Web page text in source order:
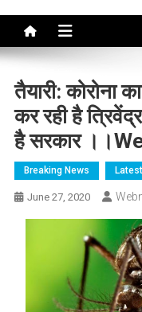
तैयारी: कोरोना
कर रही है
है सरकार
Breaking News
June 27, 2020